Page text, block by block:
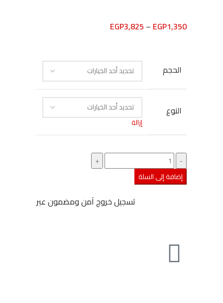
EGP1,350
–
EGP3,825
الحجم
النوع
إزالة
إضافة إلى السلة
تسجيل خروج آمن ومضمون عبر